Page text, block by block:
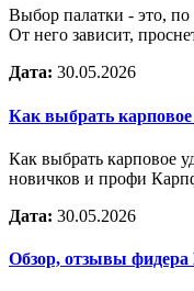
Выбор палатки - это,
От него зависит,
Дата: 30.05.2026
Как выбрать
Как выбрать карповое
новичков и профи
Дата: 30.05.2026
Обзор, отзывы